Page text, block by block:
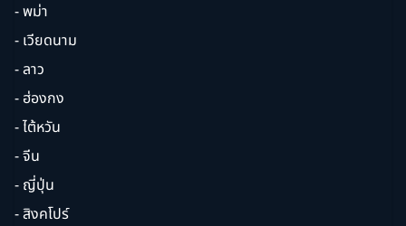
- พม่า
- เวียดนาม
- ลาว
- ฮ่องกง
- ไต้หวัน
- จีน
- ญี่ปุ่น
- สิงคโปร์